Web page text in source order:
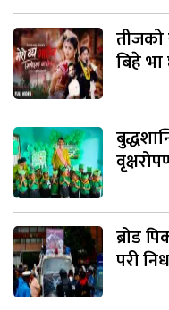
तीजको
बिहे
ब्रोड
परी